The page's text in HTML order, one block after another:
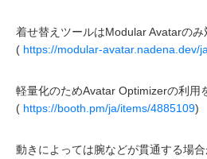
着せ替えツールはModular Avatarのみ
( https://modular-avatar.nadena.dev/
軽量化のためAvatar Optimizerの利用
( https://booth.pm/ja/items/4885109)
動きによっては腕などが貫通する場